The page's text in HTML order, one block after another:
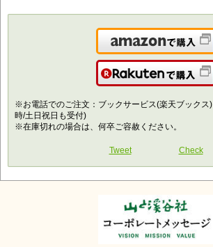
※お電話でのご注文：ブックサービス(楽天ブックス)
時/土日祝日も受付)
※在庫切れの場合は、何卒ご容赦ください。
Tweet Check